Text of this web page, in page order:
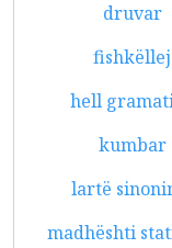
druvar
fishkëllej
hell
kumbar
lartë
madhështi